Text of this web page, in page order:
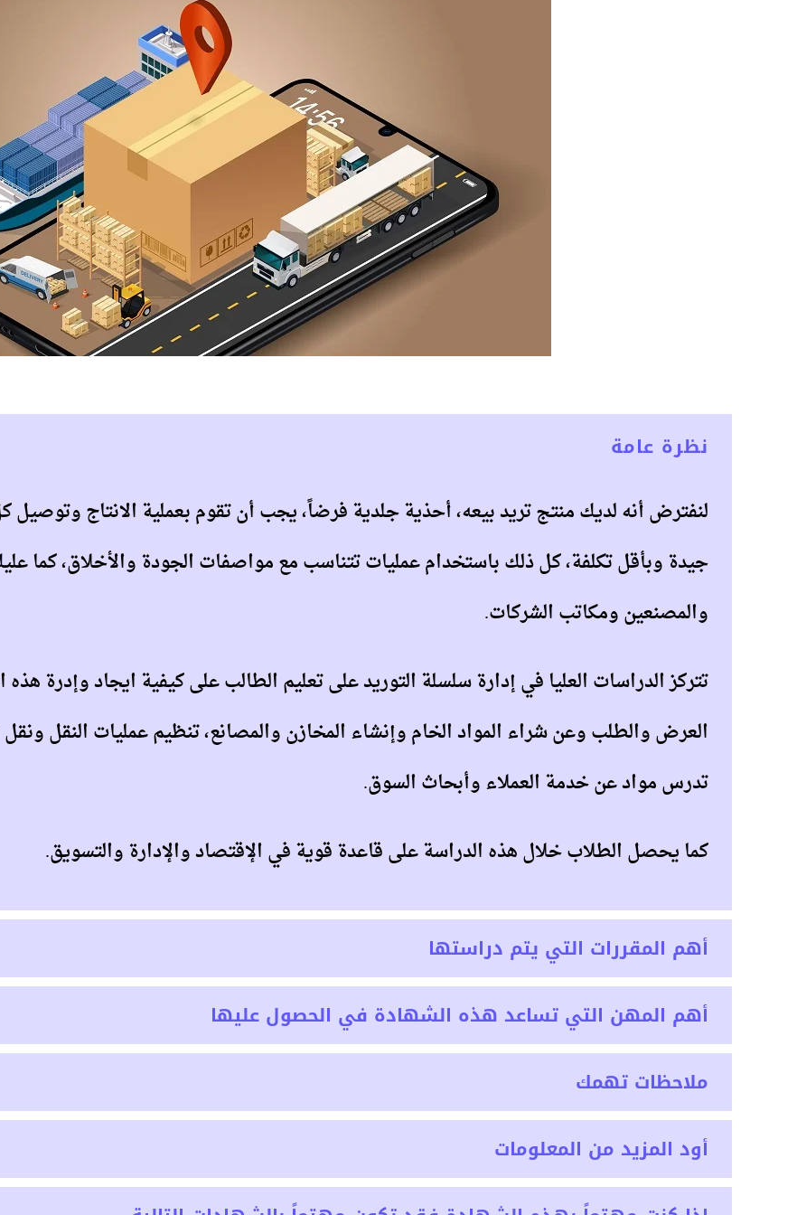
نظرة عامة
لنفترض أنه لديك منتج تريد بيعه، أحذية جلدية فرضاً، يجب أن تقوم بعملية الانتاج
جيدة وبأقل تكلفة، كل ذلك باستخدام عمليات تتناسب مع مواصفات الجودة والأخلاق، كما
والمصنعين ومكاتب الشركات.
تتركز الدراسات العليا في إدارة سلسلة التوريد على تعليم الطالب على كيفية ايجاد وإدرة
العرض والطلب وعن شراء المواد الخام وإنشاء المخازن والمصانع، تنظيم عمليات النقل ونقل
تدرس مواد عن خدمة العملاء وأبحاث السوق.
كما يحصل الطلاب خلال هذه الدراسة على قاعدة قوية في الإقتصاد والإدارة والتسويق.
أهم المقررات التي يتم دراستها
أهم المهن التي تساعد هذه الشهادة في الحصول عليها
ملاحظات تهمك
أود المزيد من المعلومات